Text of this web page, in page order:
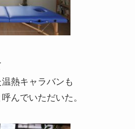
熱キャラバンも
んでいただいた。